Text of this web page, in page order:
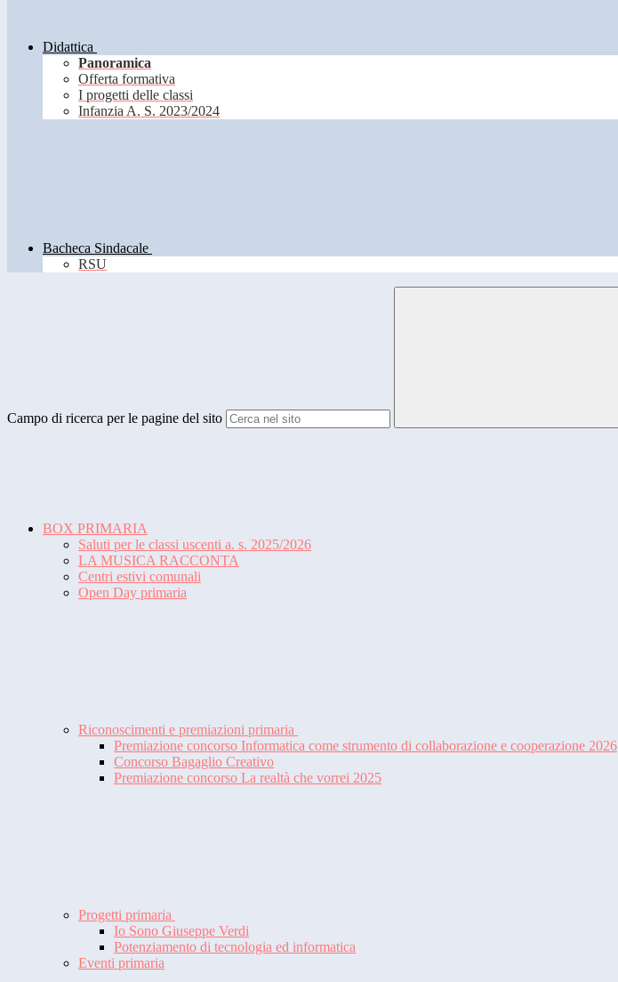
Didattica
Panoramica
Offerta formativa
I progetti delle classi
Infanzia A. S. 2023/2024
Bacheca Sindacale
RSU
Campo di ricerca per le pagine del sito
BOX PRIMARIA
Saluti per le classi uscenti a. s. 2025/2026
LA MUSICA RACCONTA
Centri estivi comunali
Open Day primaria
Riconoscimenti e premiazioni primaria
Premiazione concorso Informatica come strumento di collaborazione e cooperazione 2026
Concorso Bagaglio Creativo
Premiazione concorso La realtà che vorrei 2025
Progetti primaria
Io Sono Giuseppe Verdi
Potenziamento di tecnologia ed informatica
Eventi primaria